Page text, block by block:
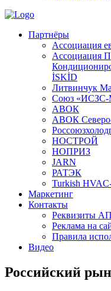
Партнёры
Ассоциация
Aссоциация
İSKİD
Литвинчук
Союз «ИСЗС-
АВОК
АВОК
НОСТРОЙ
НОПРИЗ
JARN
РАТЭК
Turkish
Маркетинг
Контакты
Реквизиты
Реклама на
Правила
Видео
Российский